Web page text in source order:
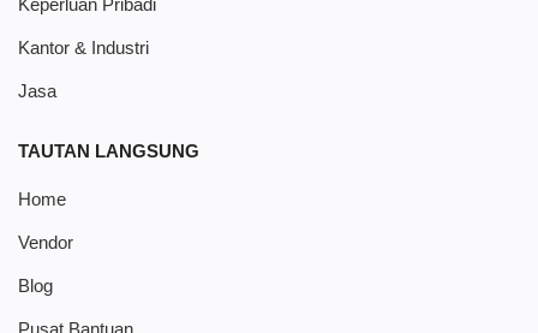
Keperluan Pribadi
Kantor & Industri
Jasa
TAUTAN LANGSUNG
Home
Vendor
Blog